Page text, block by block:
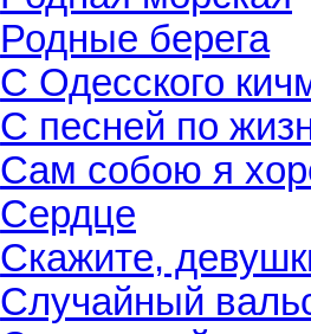
Родные берега
С Одесского
С песней по
Сам собою я
Сердце
Скажите,
Случайный